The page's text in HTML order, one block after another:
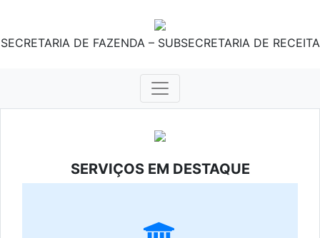
SECRETARIA DE FAZENDA – SUBSECRETARIA DE RECEITA
SERVIÇOS EM DESTAQUE